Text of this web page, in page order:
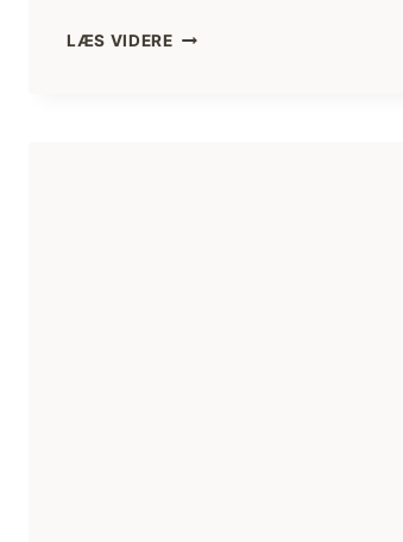
LÆS VIDEREISBJØRNHANDSKER